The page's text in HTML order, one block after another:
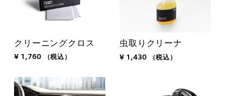
クリーニングクロス
¥ 1,760 （税込）
虫取りクリーナ
¥ 1,430 （税込）